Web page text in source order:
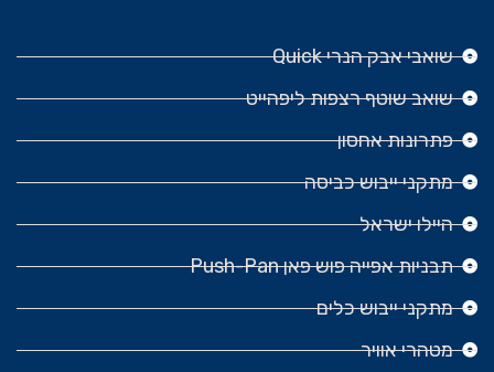
שואבי אבק הנרי Quick
שואב שוטף רצפות ליפהייט
פתרונות אחסון
מתקני ייבוש כביסה
היילו ישראל
תבניות אפייה פוש פאן Push-Pan
מתקני ייבוש כלים
מטהרי אוויר